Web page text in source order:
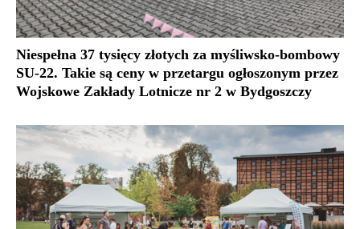
Niespełna 37 tysięcy złotych za myśliwsko-bombowy
SU-22. Takie są ceny w przetargu ogłoszonym przez
Wojskowe Zakłady Lotnicze nr 2 w Bydgoszczy